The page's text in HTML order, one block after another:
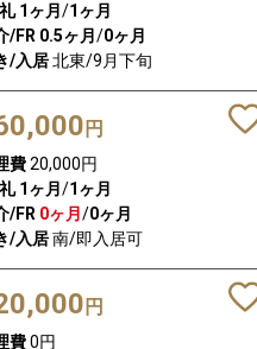
1ヶ月 /1ヶ月
/FR 0.5ヶ月 /0ヶ月
/入居北東/9月下旬
円
費20,000円
1ヶ月 /1ヶ月
/FR 0ヶ月 /0ヶ月
/入居南/即入居可
円
費0円